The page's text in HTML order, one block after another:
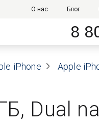
О нас Блог
8
iPhone Apple
Dual